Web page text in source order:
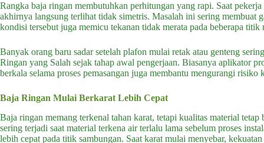
Rangka baja ringan membutuhkan perhitungan yang rapi. Saat
akhirnya langsung terlihat tidak simetris. Masalah ini sering membuat
kondisi tersebut juga memicu tekanan tidak merata pada beberapa titik
Banyak orang baru sadar setelah plafon mulai retak atau genteng
Ringan yang Salah sejak tahap awal pengerjaan. Biasanya aplikator
berkala selama proses pemasangan juga membantu mengurangi risiko
Baja Ringan Mulai Berkarat Lebih Cepat
Baja ringan memang terkenal tahan karat, tetapi kualitas material
sering terjadi saat material terkena air terlalu lama sebelum proses
lebih cepat pada titik sambungan. Saat karat mulai menyebar,